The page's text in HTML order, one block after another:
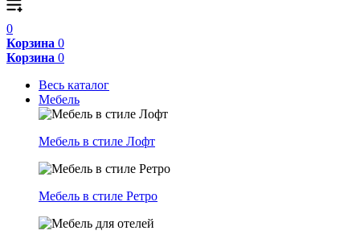
0
Корзина 0
Корзина 0
Весь каталог
Мебель
Мебель в стиле Лофт
Мебель в стиле Ретро